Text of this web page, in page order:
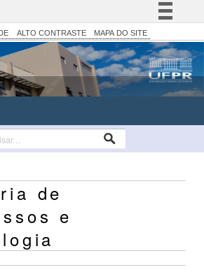
Simplifique!
Comunica BR
Participe
Acesso à informação
Canais
ALTO CONTRASTE MAPA DO SITE
de
e